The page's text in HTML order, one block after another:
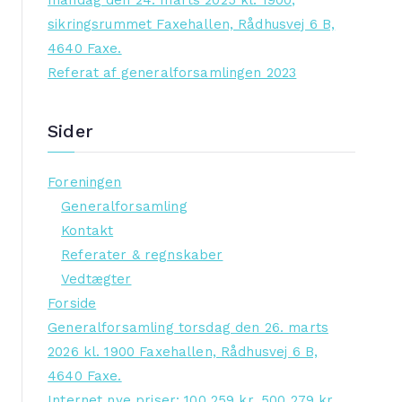
sikringsrummet Faxehallen, Rådhusvej 6 B,
4640 Faxe.
Referat af generalforsamlingen 2023
Sider
Foreningen
Generalforsamling
Kontakt
Referater & regnskaber
Vedtægter
Forside
Generalforsamling torsdag den 26. marts
2026 kl. 1900 Faxehallen, Rådhusvej 6 B,
4640 Faxe.